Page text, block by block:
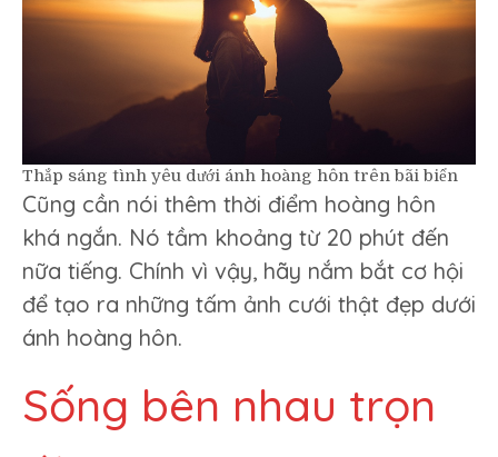
Thắp sáng tình yêu dưới ánh hoàng hôn trên bãi biển
Cũng cần nói thêm thời điểm hoàng hôn
khá ngắn. Nó tầm khoảng từ 20 phút đến
nữa tiếng. Chính vì vậy, hãy nắm bắt cơ hội
để tạo ra những tấm ảnh cưới thật đẹp dưới
ánh hoàng hôn.
Sống bên nhau trọn